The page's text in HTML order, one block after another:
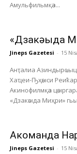
Амульфильмқәа...
«Дзакәыда
Jineps Gazetesi - 15
Анҭалиа
Хаҵеи-Ҧҳәыси
Акинофилмқәа
«Дзакәыда Миҳри»
Акоманда
Jineps Gazetesi - 15